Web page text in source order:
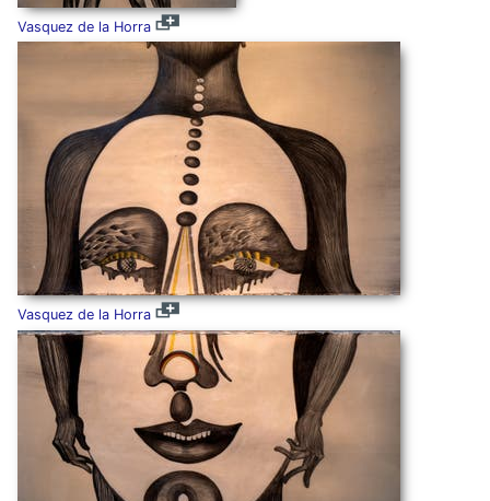
Vasquez de la Horra
Vasquez de la Horra